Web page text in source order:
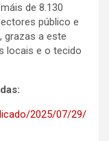
de 8.130
público e
grazas a este
locais e o tecido
2025/07/29/